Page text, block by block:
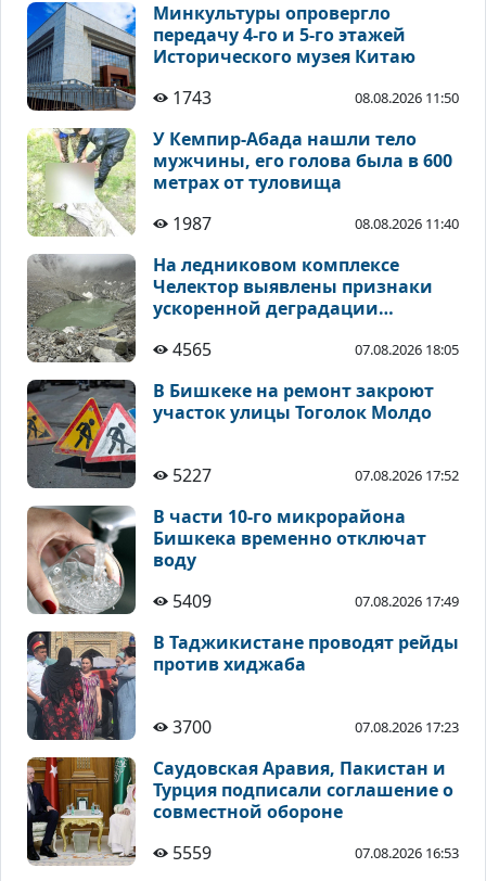
Минкультуры опровергло
передачу 4-го и 5-го этажей
Исторического музея Китаю
1743
08.08.2026 11:50
У Кемпир-Абада нашли тело
мужчины, его голова была в 600
метрах от туловища
1987
08.08.2026 11:40
На ледниковом комплексе
Челектор выявлены признаки
ускоренной деградации
4565
07.08.2026 18:05
В Бишкеке на ремонт закроют
участок улицы Тоголок Молдо
5227 07.08.2026 17:52
В части 10-го микрорайона
Бишкека временно отключат
воду
5409
07.08.2026 17:49
В Таджикистане проводят рейды
против хиджаба
3700 07.08.2026 17:23
Саудовская Аравия, Пакистан и
Турция подписали соглашение о
совместной обороне
5559
07.08.2026 16:53